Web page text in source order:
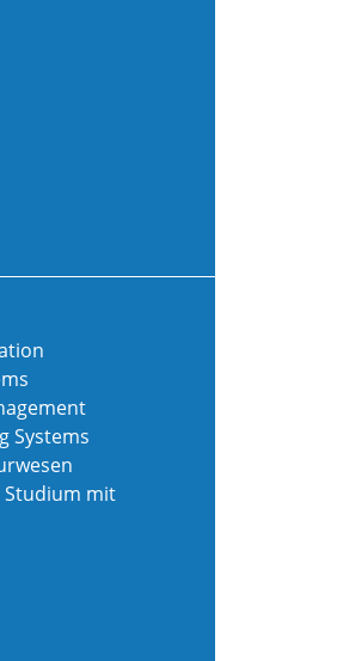
Systems
mit